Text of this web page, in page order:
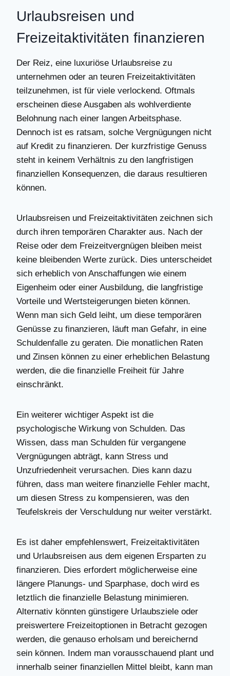
Urlaubsreisen und
Freizeitaktivitäten finanzieren
Der Reiz, eine luxuriöse Urlaubsreise zu
unternehmen oder an teuren Freizeitaktivitäten
teilzunehmen, ist für viele verlockend. Oftmals
erscheinen diese Ausgaben als wohlverdiente
Belohnung nach einer langen Arbeitsphase.
Dennoch ist es ratsam, solche Vergnügungen nicht
auf Kredit zu finanzieren. Der kurzfristige Genuss
steht in keinem Verhältnis zu den langfristigen
finanziellen Konsequenzen, die daraus resultieren
können.
Urlaubsreisen und Freizeitaktivitäten zeichnen sich
durch ihren temporären Charakter aus. Nach der
Reise oder dem Freizeitvergnügen bleiben meist
keine bleibenden Werte zurück. Dies unterscheidet
sich erheblich von Anschaffungen wie einem
Eigenheim oder einer Ausbildung, die langfristige
Vorteile und Wertsteigerungen bieten können.
Wenn man sich Geld leiht, um diese temporären
Genüsse zu finanzieren, läuft man Gefahr, in eine
Schuldenfalle zu geraten. Die monatlichen Raten
und Zinsen können zu einer erheblichen Belastung
werden, die die finanzielle Freiheit für Jahre
einschränkt.
Ein weiterer wichtiger Aspekt ist die
psychologische Wirkung von Schulden. Das
Wissen, dass man Schulden für vergangene
Vergnügungen abträgt, kann Stress und
Unzufriedenheit verursachen. Dies kann dazu
führen, dass man weitere finanzielle Fehler macht,
um diesen Stress zu kompensieren, was den
Teufelskreis der Verschuldung nur weiter verstärkt.
Es ist daher empfehlenswert, Freizeitaktivitäten
und Urlaubsreisen aus dem eigenen Ersparten zu
finanzieren. Dies erfordert möglicherweise eine
längere Planungs- und Sparphase, doch wird es
letztlich die finanzielle Belastung minimieren.
Alternativ könnten günstigere Urlaubsziele oder
preiswertere Freizeitoptionen in Betracht gezogen
werden, die genauso erholsam und bereichernd
sein können. Indem man vorausschauend plant und
innerhalb seiner finanziellen Mittel bleibt, kann man